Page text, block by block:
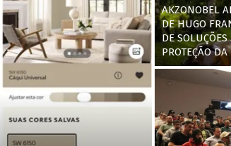
AKZONOBEL
DE HUGO
DE
PROTEÇÃO